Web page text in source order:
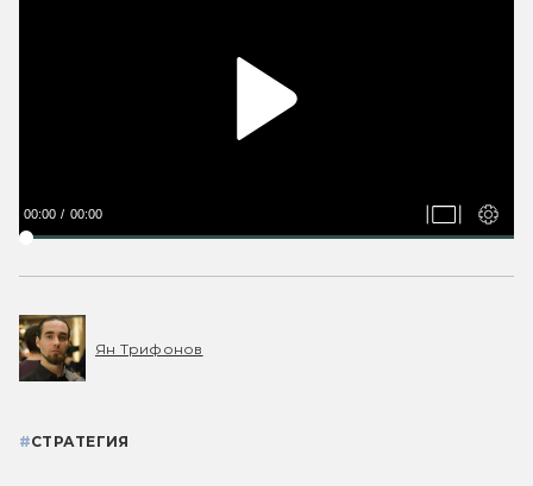
00:00 00:00
Ян Трифонов
#СТРАТЕГИЯ